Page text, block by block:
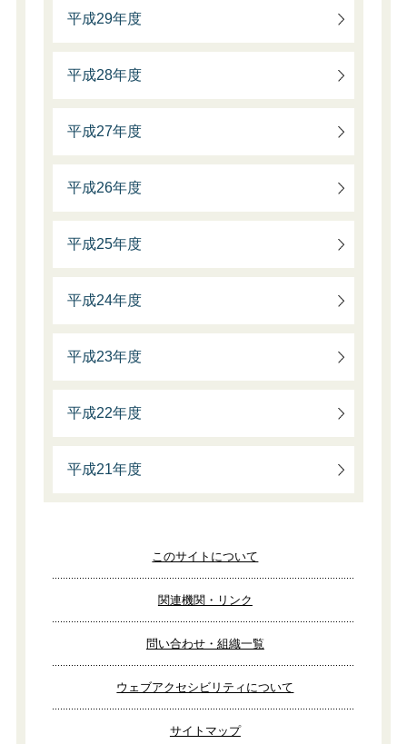
平成29年度
平成28年度
平成27年度
平成26年度
平成25年度
平成24年度
平成23年度
平成22年度
平成21年度
このサイトについて
関連機関・リンク
問い合わせ・組織一覧
ウェブアクセシビリティについて
サイトマップ